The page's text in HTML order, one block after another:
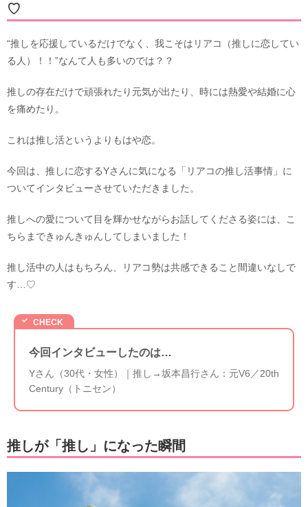
♡
“推しを応援しているだけでなく、我こそはリアコ（推しに恋してい
る人）！！”なんて人も多いのでは？？
推しの存在だけで頑張れたり元気が出たり、時には熱愛や結婚に心
を痛めたり。
これは推し活というよりもはや恋。
今回は、推しに恋するYさんに気になる「リアコの推し活事情」に
ついてインタビューさせていただきました。
推しへの愛について目を輝かせながらお話してくださる姿には、こ
ちらまできゅんきゅんしてしまいました！
推し活中の人はもちろん、リアコ勢は共感できること間違いなしで
す…♡
今回インタビューしたのは…
Yさん（30代・女性）｜推し→坂本昌行さん：元V6／20th
Century（トニセン）
推しが「推し」になった瞬間